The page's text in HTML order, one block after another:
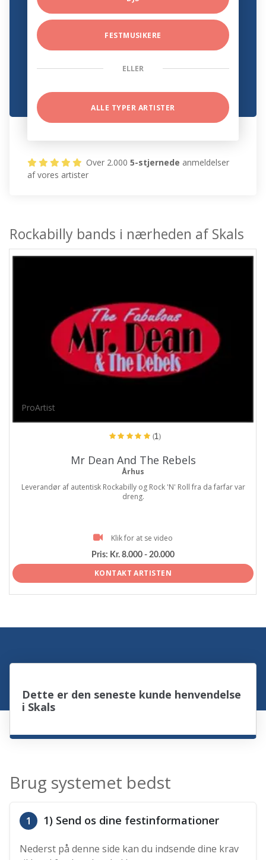
FESTMUSIKERE
ELLER
ALLE TYPER ARTISTER
Over 2.0005-stjernede anmeldelser
af vores artister
Rockabilly bands i nærheden af Skals
ProArtist
(1)
Mr Dean And The Rebels
Århus
Leverandør af autentisk Rockabilly og Rock 'N' Roll fra da farfar var
dreng.
Klik for at se video
Pris: Kr. 8.000 - 20.000
KONTAKT ARTISTEN
Dette er den seneste kunde henvendelse
i Skals
Brug systemet bedst
1 1) Send os dine festinformationer
Nederst på denne side kan du indsende dine krav